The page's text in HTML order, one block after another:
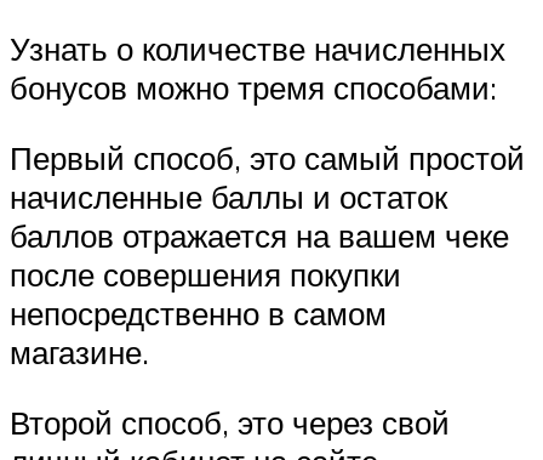
Узнать о количестве начисленных
бонусов можно тремя способами:
Первый способ, это самый простой
начисленные баллы и остаток
баллов отражается на вашем чеке
после совершения покупки
непосредственно в самом
магазине.
Второй способ, это через свой